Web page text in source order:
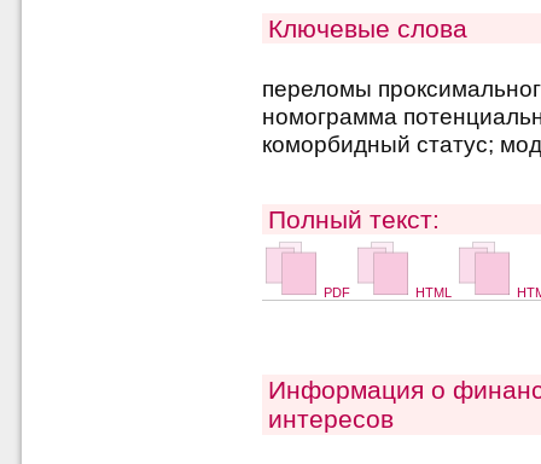
Ключевые слова
переломы
номограмма
коморбидный статус;
Полный текст:
PDF HTML
Информация о
интересов